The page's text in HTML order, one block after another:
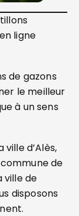
ligne
de gazons
le meilleur
à un sens
d’Alès,
de
ville de
disposons